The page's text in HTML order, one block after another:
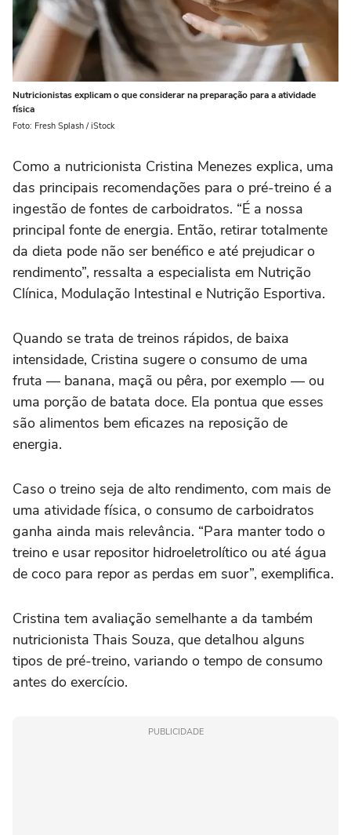
Nutricionistas explicam o que considerar na preparação para a atividade
física
Foto: Fresh Splash / iStock
Como a nutricionista Cristina Menezes explica, uma
das principais recomendações para o pré-treino é a
ingestão de fontes de carboidratos. “É a nossa
principal fonte de energia. Então, retirar totalmente
da dieta pode não ser benéfico e até prejudicar o
rendimento”, ressalta a especialista em Nutrição
Clínica, Modulação Intestinal e Nutrição Esportiva.
Quando se trata de treinos rápidos, de baixa
intensidade, Cristina sugere o consumo de uma
fruta — banana, maçã ou pêra, por exemplo — ou
uma porção de batata doce. Ela pontua que esses
são alimentos bem eficazes na reposição de
energia.
Caso o treino seja de alto rendimento, com mais de
uma atividade física, o consumo de carboidratos
ganha ainda mais relevância. “Para manter todo o
treino e usar repositor hidroeletrolítico ou até água
de coco para repor as perdas em suor”, exemplifica.
Cristina tem avaliação semelhante a da também
nutricionista Thais Souza, que detalhou alguns
tipos de pré-treino, variando o tempo de consumo
antes do exercício.
PUBLICIDADE